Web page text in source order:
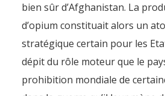
bien sûr d’Afghanistan. La
d’opium constituait alors un
stratégique certain pour les
dépit du rôle moteur que le
prohibition mondiale de